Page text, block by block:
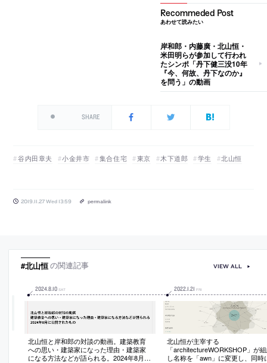
あわせて読みたい
岸和郎・内藤廣・北山恒・
米田明らが参加して行われ
たシンポ「丹下健三没10年
『今、何故、丹下なのか』
を問う」の動画
SHARE
谷内田章夫 小金井市 集合住宅 東京 木下道郎 学生 北山恒
2019.11.27 Wed 13:59 permalink
#北山恒の関連記事
2024.8.10 SAT
北山恒と岸和郎の対談の動画。建築教育
への思い・建築家になった理由・建築家
になる方法などが語られる。2024年8月に
2022.1 21 FRI
北山恒が主宰する
「architectureWORKSHOP」が
し名称を「awn」に変更し、同時
VIEW ALL